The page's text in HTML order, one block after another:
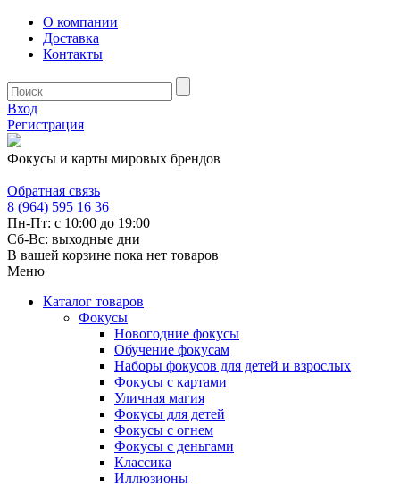
О компании
Доставка
Контакты
Вход
Регистрация
Фокусы и карты мировых брендов
Обратная связь
8 (964) 595 16 36
Пн-Пт: с 10:00 до 19:00
Сб-Вс: выходные дни
В вашей корзине пока нет товаров
Меню
Каталог товаров
Фокусы
Новогодние фокусы
Обучение фокусам
Наборы фокусов для детей и взрослых
Фокусы с картами
Уличная магия
Фокусы для детей
Фокусы с огнем
Фокусы с деньгами
Классика
Иллюзионы